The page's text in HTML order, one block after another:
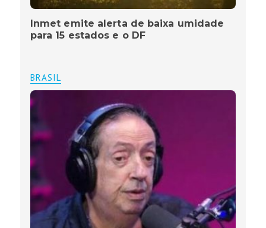
Inmet emite alerta de baixa umidade
para 15 estados e o DF
BRASIL